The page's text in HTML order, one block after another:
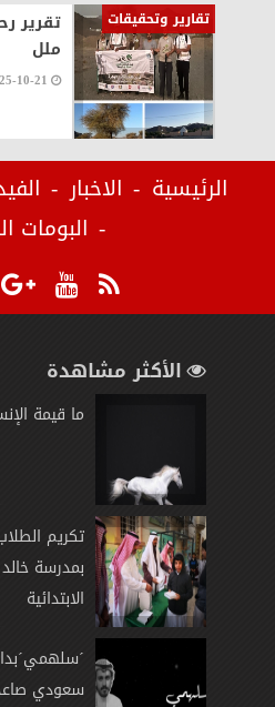
تقارير وتحقيقات
تقرير
ملل
10-21
الرئيسية الاخبار
البومات
الأكثر مشاهدة
ما قيمة
تكريم
بمدرسة
الابتدائية
سعودي